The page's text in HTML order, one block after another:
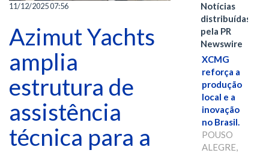
11/12/2025 07:56
Azimut Yachts
amplia
estrutura de
assistência
técnica para a
Notícias
distribuídas
pela PR
Newswire
XCMG
reforça a
produção
local e a
inovação
no Brasil.
POUSO
ALEGRE,